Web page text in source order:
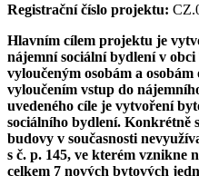
Registrační číslo projektu:
Hlavním cílem projektu je
nájemní sociální bydlení v obci
vyloučeným osobám a
vyloučením vstup do
uvedeného cíle je vytvoření
sociálního bydlení. Konkrétně
budovy v současnosti
s č. p. 145, ve kterém vznikne
celkem 7 nových bytových